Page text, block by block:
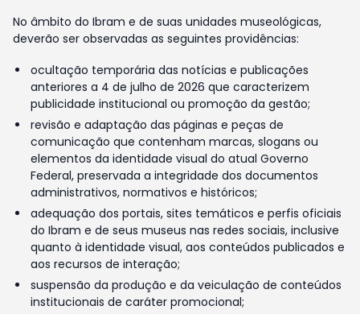
No âmbito do Ibram e de suas unidades museológicas,
deverão ser observadas as seguintes providências:
ocultação temporária das notícias e publicações
anteriores a 4 de julho de 2026 que caracterizem
publicidade institucional ou promoção da gestão;
revisão e adaptação das páginas e peças de
comunicação que contenham marcas, slogans ou
elementos da identidade visual do atual Governo
Federal, preservada a integridade dos documentos
administrativos, normativos e históricos;
adequação dos portais, sites temáticos e perfis oficiais
do Ibram e de seus museus nas redes sociais, inclusive
quanto à identidade visual, aos conteúdos publicados e
aos recursos de interação;
suspensão da produção e da veiculação de conteúdos
institucionais de caráter promocional;